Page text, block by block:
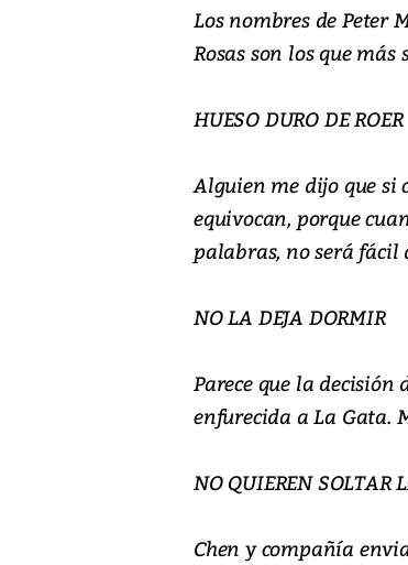
Los nombres de Peter
Rosas son los que
HUESO DURO DE ROER
Alguien me dijo que si
equivocan, porque
palabras, no será fácil
NO LA DEJA DORMIR
Parece que la decisión
enfurecida a La Gata.
NO QUIEREN SOLTAR
Chen y compañía